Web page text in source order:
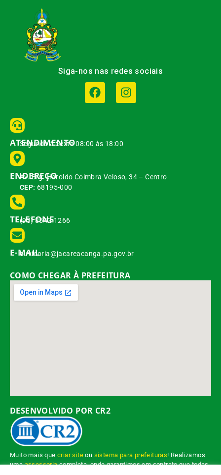
Siga-nos nas redes sociais
ATENDIMENTO
Segunda à Sexta 08:00 às 18:00
ENDEREÇO
Av. Brg. Haroldo Coimbra Veloso, 34 – Centro
CEP: 68195-000
TELEFONE
(93) 3542-1266
E-MAIL
ouvidoria@jacareacanga.pa.gov.br
COMO CHEGAR À PREFEITURA
DESENVOLVIDO POR CR2
Muito mais quecriar site ou sistema para prefeituras! Realizamos
umaassessoriacompleta, onde garantimos em contrato que todas